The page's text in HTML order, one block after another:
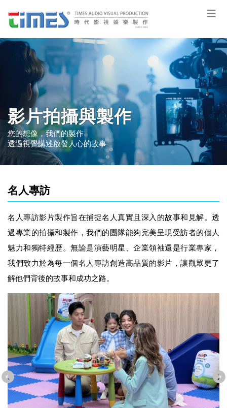
影片拍攝與製作
您的想像，我們的製作
透過視覺講述啟發人心的故事
名人專訪
名人專訪影片製作旨在捕捉名人真實且深入的故事和見解。透
過專業的拍攝和製作，我們的團隊能夠完美呈現受訪者的個人
魅力和獨特經歷。無論是演藝明星、企業領袖還是行業專家，
我們致力於為每一個名人專訪創造高品質的影片，讓觀眾更了
解他們背後的故事和成功之路。